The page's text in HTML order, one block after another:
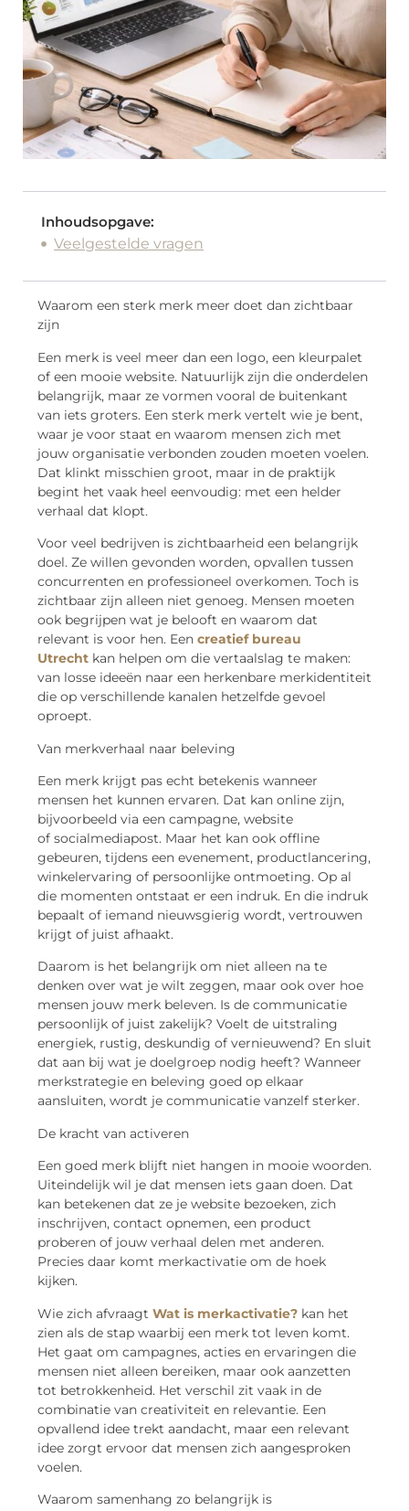
Inhoudsopgave:
Veelgestelde vragen
Waarom een sterk merk meer doet dan zichtbaar
zijn
Een merk is veel meer dan een logo, een kleurpalet
of een mooie website. Natuurlijk zijn die onderdelen
belangrijk, maar ze vormen vooral de buitenkant
van iets groters. Een sterk merk vertelt wie je bent,
waar je voor staat en waarom mensen zich met
jouw organisatie verbonden zouden moeten voelen.
Dat klinkt misschien groot, maar in de praktijk
begint het vaak heel eenvoudig: met een helder
verhaal dat klopt.
Voor veel bedrijven is zichtbaarheid een belangrijk
doel. Ze willen gevonden worden, opvallen tussen
concurrenten en professioneel overkomen. Toch is
zichtbaar zijn alleen niet genoeg. Mensen moeten
ook begrijpen wat je belooft en waarom dat
relevant is voor hen. Een creatief bureau
Utrecht kan helpen om die vertaalslag te maken:
van losse ideeën naar een herkenbare merkidentiteit
die op verschillende kanalen hetzelfde gevoel
oproept.
Van merkverhaal naar beleving
Een merk krijgt pas echt betekenis wanneer
mensen het kunnen ervaren. Dat kan online zijn,
bijvoorbeeld via een campagne, website
of socialmediapost. Maar het kan ook offline
gebeuren, tijdens een evenement, productlancering,
winkelervaring of persoonlijke ontmoeting. Op al
die momenten ontstaat er een indruk. En die indruk
bepaalt of iemand nieuwsgierig wordt, vertrouwen
krijgt of juist afhaakt.
Daarom is het belangrijk om niet alleen na te
denken over wat je wilt zeggen, maar ook over hoe
mensen jouw merk beleven. Is de communicatie
persoonlijk of juist zakelijk? Voelt de uitstraling
energiek, rustig, deskundig of vernieuwend? En sluit
dat aan bij wat je doelgroep nodig heeft? Wanneer
merkstrategie en beleving goed op elkaar
aansluiten, wordt je communicatie vanzelf sterker.
De kracht van activeren
Een goed merk blijft niet hangen in mooie woorden.
Uiteindelijk wil je dat mensen iets gaan doen. Dat
kan betekenen dat ze je website bezoeken, zich
inschrijven, contact opnemen, een product
proberen of jouw verhaal delen met anderen.
Precies daar komt merkactivatie om de hoek
kijken.
Wie zich afvraagt Wat is merkactivatie? kan het
zien als de stap waarbij een merk tot leven komt.
Het gaat om campagnes, acties en ervaringen die
mensen niet alleen bereiken, maar ook aanzetten
tot betrokkenheid. Het verschil zit vaak in de
combinatie van creativiteit en relevantie. Een
opvallend idee trekt aandacht, maar een relevant
idee zorgt ervoor dat mensen zich aangesproken
voelen.
Waarom samenhang zo belangrijk is